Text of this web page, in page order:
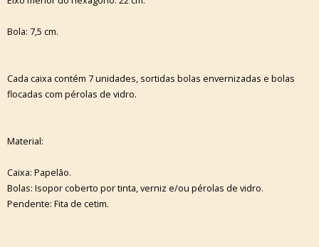
Bola: 7,5 cm.
Cada caixa contém 7 unidades, sortidas bolas envernizadas e bolas
flocadas com pérolas de vidro.
Material:
Caixa: Papelão.
Bolas: Isopor coberto por tinta, verniz e/ou pérolas de vidro.
Pendente: Fita de cetim.